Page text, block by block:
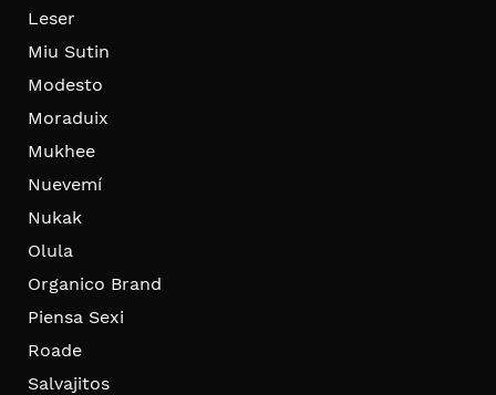
Leser
Miu Sutin
Modesto
Moraduix
Mukhee
Nuevemí
Nukak
Olula
Organico Brand
Piensa Sexi
Roade
Salvajitos